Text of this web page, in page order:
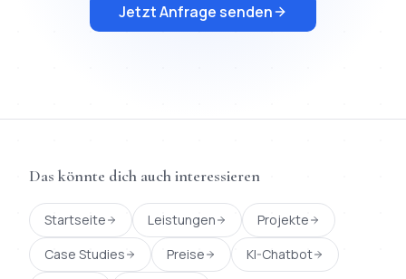
Jetzt Anfrage senden
Das könnte dich auch interessieren
Startseite Leistungen
Projekte
Case Studies
Preise
KI-Chatbot